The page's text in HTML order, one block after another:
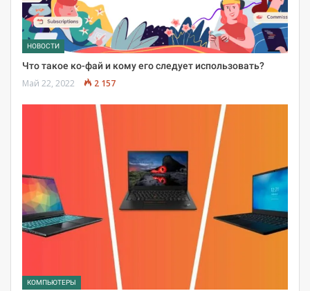
НОВОСТИ
Что такое ко-фай и кому его следует использовать?
Май 22, 2022 2 157
КОМПЬЮТЕРЫ